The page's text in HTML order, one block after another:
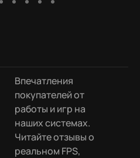
Впечатления
покупателей от
работы и игр на
наших системах.
Читайте отзывы о
реальном FPS,